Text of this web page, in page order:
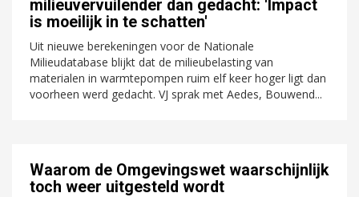
milieuvervuilender dan gedacht: 'Impact
is moeilijk in te schatten'
Uit nieuwe berekeningen voor de Nationale
Milieudatabase blijkt dat de milieubelasting van
materialen in warmtepompen ruim elf keer hoger ligt dan
voorheen werd gedacht. VJ sprak met Aedes, Bouwend...
Waarom de Omgevingswet waarschijnlijk
toch weer uitgesteld wordt